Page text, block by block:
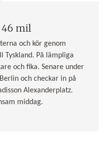
mil
och kör genom
Tyskland. På lämpliga
och fika. Senare under
och checkar in på
Alexanderplatz.
middag.